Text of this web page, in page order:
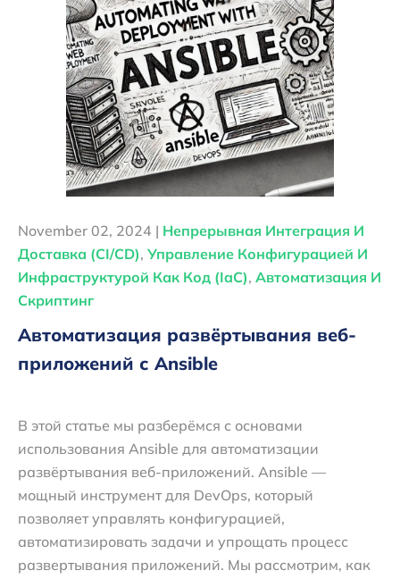
November 02, 2024 | Непрерывная Интеграция И
Доставка (CI/CD), Управление Конфигурацией И
Инфраструктурой Как Код (IaC), Автоматизация И
Скриптинг
Автоматизация развёртывания веб-
приложений с Ansible
В этой статье мы разберёмся с основами
использования Ansible для автоматизации
развёртывания веб-приложений. Ansible —
мощный инструмент для DevOps, который
позволяет управлять конфигурацией,
автоматизировать задачи и упрощать процесс
развертывания приложений. Мы рассмотрим, как